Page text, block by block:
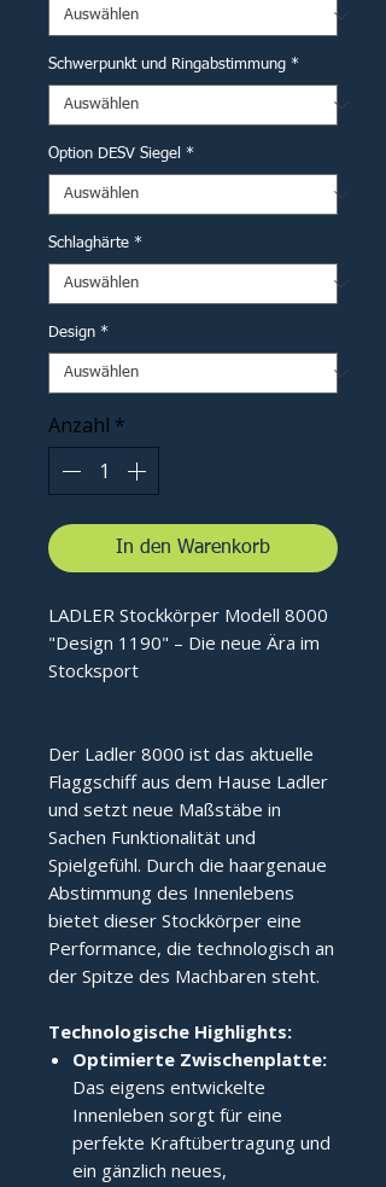
Schwerpunkt und Ringabstimmung *
Option DESV Siegel *
Schlaghärte *
Design *
Anzahl *
In den Warenkorb
LADLER Stockkörper Modell 8000
"Design 1190" – Die neue Ära im
Stocksport
Der Ladler 8000 ist das aktuelle
Flaggschiff aus dem Hause Ladler
und setzt neue Maßstäbe in
Sachen Funktionalität und
Spielgefühl. Durch die haargenaue
Abstimmung des Innenlebens
bietet dieser Stockkörper eine
Performance, die technologisch an
der Spitze des Machbaren steht.
Technologische Highlights:
Optimierte Zwischenplatte:
Das eigens entwickelte
Innenleben sorgt für eine
perfekte Kraftübertragung und
ein gänzlich neues,